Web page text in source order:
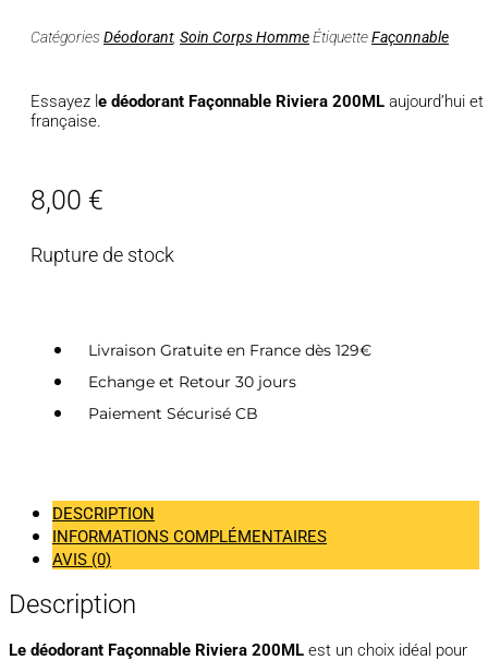
CatégoriesDéodorant, Soin Corps HommeÉtiquetteFaçonnable
Essayez l e déodorant Façonnable Riviera 200ML aujourd’hui
française.
8,00 €
Rupture de stock
Livraison Gratuite en France dès 129€
Echange et Retour 30 jours
Paiement Sécurisé CB
DESCRIPTION
INFORMATIONS COMPLÉMENTAIRES
AVIS (0)
Description
Le déodorant Façonnable Riviera 200ML est un choix idéal pour